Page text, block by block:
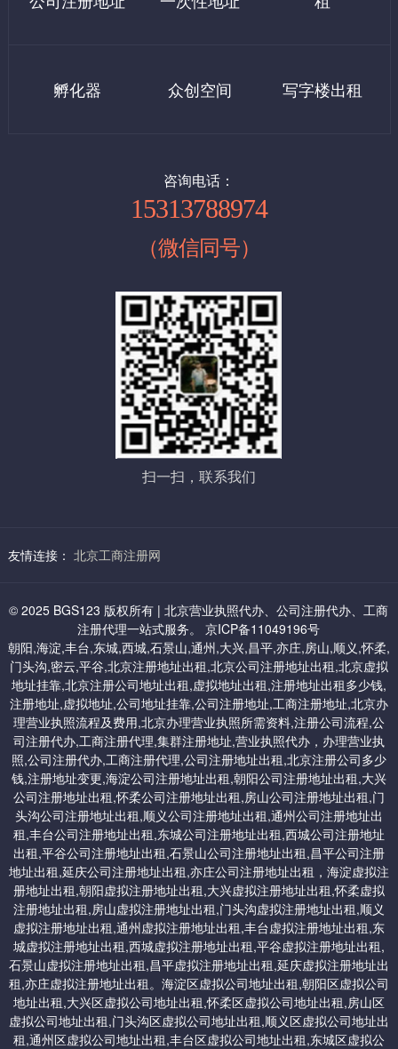
四：东城区虚拟地址：
1、小规模 8000起/年 （提供石景山科技园地址）
2、一般纳税人 12000起/年
六：丰台虚拟地址：
1、小规模地址 7000起/年（海户营）
2、一般纳税人 8500起/年
1、6000/三年：小规模及一般纳税人都可以
八：昌平虚拟地址
1、小规模 2000起/年,位置在北七家
2、一次性收费地址 5000（个人产权地址）
提供北京一次性收费永久免费使用的地址：交一次钱，以后地址不
需要续费。
一：顺义集中办公区虚拟地址：5000/一次性收费永久免费。
二：平谷一次性收费地址：4000
三：延庆科技园区地址：5000/一次性收费永久免费
企业名称查询
（注册公司第一步，即查名，通过北京市工商行管理局进行公司名
进行综合审定，给予注册核准，并发放盖有市工商行政管理局名称
2，提供证件材料签字
新注册公司申办人提供一个法人和全体股东的身份证各一份、房屋
租赁合同原件，房产证复印件+房东签字，房东身份证复印件+签字
制作相关公司材料并由法人股东签字。
相关行政机关如有新规定，由相关部门和申办人按照国家规定相互
经营范围中有需特种许可经营项目，报送审批
如有特殊经营许可项目还需相关部门报审盖章，特种行业，许可证
人章、全体股东章、公司名称章等。
5，申领营业执照
工商局经过企业提交材料进行审查，确定符合企业登记申请，经工
商行政管理局核定，即发放工商企业营业执照，并公告企业成立。
如果需要租房发票，发票税点10个记500元，需要客户自理
你公司需要我们全程办理，按上面价格收费。
孵化器 众创空间 写字楼出租
咨询电话：
15313788974
（微信同号）
扫一扫，联系我们
友情连接： 北京工商注册网
© 2025 BGS123 版权所有 | 北京营业执照代办、公司注册代办、工商
注册代理一站式服务。 京ICP备11049196号
朝阳,海淀,丰台,东城,西城,石景山,通州,大兴,昌平,亦庄,房山,顺义,怀柔,
门头沟,密云,平谷,北京注册地址出租,北京公司注册地址出租,北京虚拟
地址挂靠,北京注册公司地址出租,虚拟地址出租,注册地址出租多少钱,
注册地址,虚拟地址,公司地址挂靠,公司注册地址,工商注册地址,北京办
理营业执照流程及费用,北京办理营业执照所需资料,注册公司流程,公
司注册代办,工商注册代理,集群注册地址,营业执照代办，办理营业执
照,公司注册代办,工商注册代理,公司注册地址出租,北京注册公司多少
钱,注册地址变更,海淀公司注册地址出租,朝阳公司注册地址出租,大兴
公司注册地址出租,怀柔公司注册地址出租,房山公司注册地址出租,门
头沟公司注册地址出租,顺义公司注册地址出租,通州公司注册地址出
租,丰台公司注册地址出租,东城公司注册地址出租,西城公司注册地址
出租,平谷公司注册地址出租,石景山公司注册地址出租,昌平公司注册
地址出租,延庆公司注册地址出租,亦庄公司注册地址出租，海淀虚拟注
册地址出租,朝阳虚拟注册地址出租,大兴虚拟注册地址出租,怀柔虚拟
注册地址出租,房山虚拟注册地址出租,门头沟虚拟注册地址出租,顺义
虚拟注册地址出租,通州虚拟注册地址出租,丰台虚拟注册地址出租,东
城虚拟注册地址出租,西城虚拟注册地址出租,平谷虚拟注册地址出租,
石景山虚拟注册地址出租,昌平虚拟注册地址出租,延庆虚拟注册地址出
租,亦庄虚拟注册地址出租。海淀区虚拟公司地址出租,朝阳区虚拟公司
地址出租,大兴区虚拟公司地址出租,怀柔区虚拟公司地址出租,房山区
虚拟公司地址出租,门头沟区虚拟公司地址出租,顺义区虚拟公司地址出
租,通州区虚拟公司地址出租,丰台区虚拟公司地址出租,东城区虚拟公